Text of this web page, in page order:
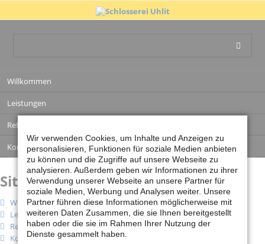
Navigation
überspringen
Willkommen
Leistungen
Referenzen
Kontakt
Sitemap
Willkommen
Leistungen
Referenzen
Kontakt
Wir verwenden Cookies, um Inhalte und Anzeigen zu
personalisieren, Funktionen für soziale Medien anbieten
zu können und die Zugriffe auf unsere Webseite zu
analysieren. Außerdem geben wir Informationen zu ihrer
Verwendung unserer Webseite an unsere Partner für
soziale Medien, Werbung und Analysen weiter. Unsere
Partner führen diese Informationen möglicherweise mit
weiteren Daten Zusammen, die sie Ihnen bereitgestellt
haben oder die sie im Rahmen Ihrer Nutzung der
Dienste gesammelt haben.